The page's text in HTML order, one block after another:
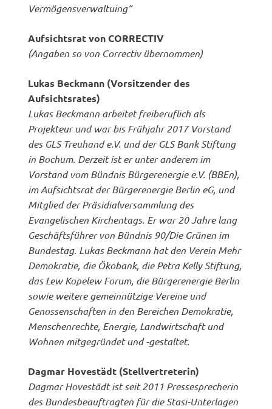
Vermögensverwaltuing“
Aufsichtsrat von CORRECTIV
(Angaben so von Correctiv übernommen)
Lukas Beckmann (Vorsitzender des
Aufsichtsrates)
Lukas Beckmann arbeitet freiberuflich als
Projekteur und war bis Frühjahr 2017 Vorstand
des GLS Treuhand e.V. und der GLS Bank Stiftung
in Bochum. Derzeit ist er unter anderem im
Vorstand vom Bündnis Bürgerenergie e.V. (BBEn),
im Aufsichtsrat der Bürgerenergie Berlin eG, und
Mitglied der Präsidialversammlung des
Evangelischen Kirchentags. Er war 20 Jahre lang
Geschäftsführer von Bündnis 90/Die Grünen im
Bundestag. Lukas Beckmann hat den Verein Mehr
Demokratie, die Ökobank, die Petra Kelly Stiftung,
das Lew Kopelew Forum, die Bürgerenergie Berlin
sowie weitere gemeinnützige Vereine und
Genossenschaften in den Bereichen Demokratie,
Menschenrechte, Energie, Landwirtschaft und
Wohnen mitgegründet und -gestaltet.
Dagmar Hovestädt (Stellvertreterin)
Dagmar Hovestädt ist seit 2011 Pressesprecherin
des Bundesbeauftragten für die Stasi-Unterlagen